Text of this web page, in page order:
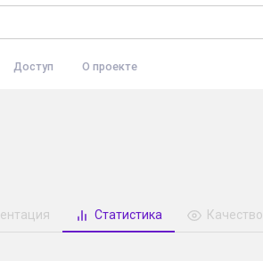
Доступ О проекте
Статистика Качество